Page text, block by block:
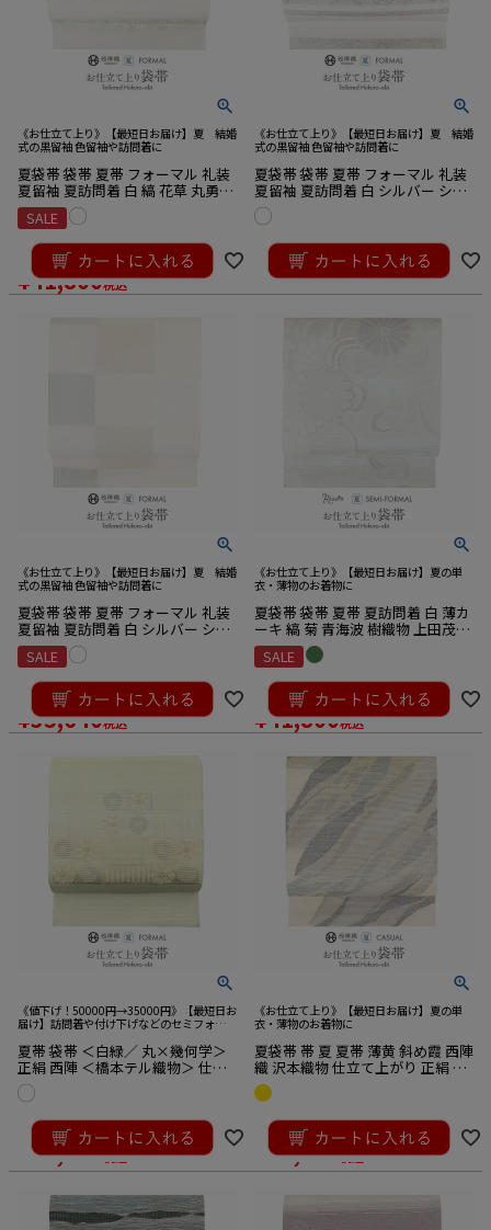
《お仕立て上り》【最短日お届け】夏 結婚
式の黒留袖 色留袖や訪問着に
夏袋帯 袋帯 夏帯 フォーマル 礼装
夏留袖 夏訪問着 白 縞 花草 丸勇織
物 西陣織 仕立て上がり 新品
SALE
44,000のところ
¥41,800税込
《お仕立て上り》【最短日お届け】夏 結婚
式の黒留袖 色留袖や訪問着に
夏袋帯 袋帯 夏帯 フォーマル 礼装
夏留袖 夏訪問着 白 シルバー シャ
ンパンベージュ 薄紫 縞 菱 華紋 華
翔苑 藤本仁 西陣織 仕立て上がり
新品
39,600税込
《お仕立て上り》【最短日お届け】夏 結婚
式の黒留袖 色留袖や訪問着に
夏袋帯 袋帯 夏帯 フォーマル 礼装
夏留袖 夏訪問着 白 シルバー シャ
ンパンベージュ 市松 七宝 華紋 華
翔苑 藤本仁 西陣織 仕立て上がり
新品
SALE
39,600のところ
¥35,640税込
《お仕立て上り》【最短日お届け】夏の単
衣・薄物のお着物に
夏袋帯 袋帯 夏帯 夏訪問着 白 薄カ
ーキ 縞 菊 青海波 樹織物 上田茂樹
仕立て上がり 新品
SALE
44,000のところ
¥41,800税込
《値下げ！50000円→35000円》【最短日お
届け】訪問着や付け下げなどのセミフォーマ
夏帯 袋帯 ＜白緑／ 丸×幾何学＞
正絹 西陣 ＜橋本テル織物＞ 仕立
て上がり
38,500のところ
34,650税込
《お仕立て上り》【最短日お届け】夏の単
衣・薄物のお着物に
夏袋帯 帯 夏 夏帯 薄黄 斜め霞 西陣
織 沢本織物 仕立て上がり 正絹 袋
帯
44,000のところ
41,800税込